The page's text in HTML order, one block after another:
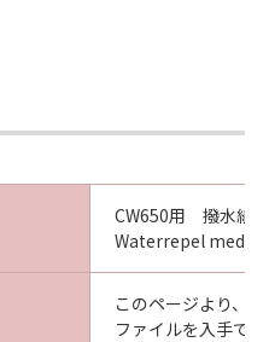
Printing
に対し本ソフトウエア
の全部又は一部をコ
ールし、本ソフトウエ
CW650用 撥水紙
Waterrepel media
このページより、
ファイルを入手で